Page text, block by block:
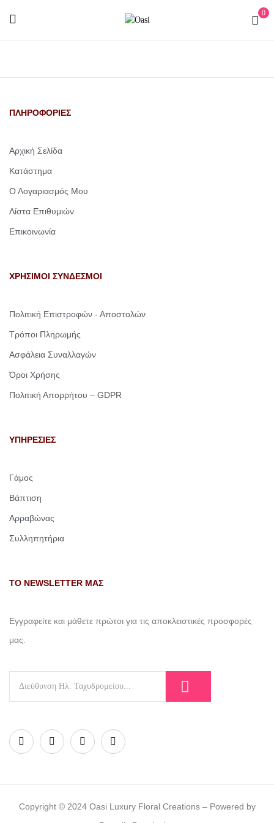
0
ΠΛΗΡΟΦΟΡΙΕΣ
Αρχική Σελίδα
Κατάστημα
Ο Λογαριασμός Μου
Λίστα Επιθυμιών
Επικοινωνία
ΧΡΗΣΙΜΟΙ ΣΥΝΔΕΣΜΟΙ
Πολιτική Επιστροφών - Αποστολών
Τρόποι Πληρωμής
Ασφάλεια Συναλλαγών
Όροι Χρήσης
Πολιτική Απορρήτου – GDPR
ΥΠΗΡΕΣΙΕΣ
Γάμος
Βάπτιση
Αρραβώνας
Συλληπητήρια
ΤΟ NEWSLETTER ΜΑΣ
Εγγραφείτε και μάθετε πρώτοι για τις αποκλειστικές προσφορές
μας.
Copyright © 2024 Oasi Luxury Floral Creations – Powered by